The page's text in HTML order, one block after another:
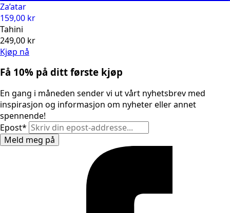
Za’atar
159,00 kr
Tahini
249,00 kr
Kjøp nå
Få 10% på ditt første kjøp
En gang i måneden sender vi ut vårt nyhetsbrev med
inspirasjon og informasjon om nyheter eller annet
spennende!
Epost*
Meld meg på